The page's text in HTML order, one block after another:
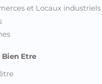
et Locaux industriels
Etre